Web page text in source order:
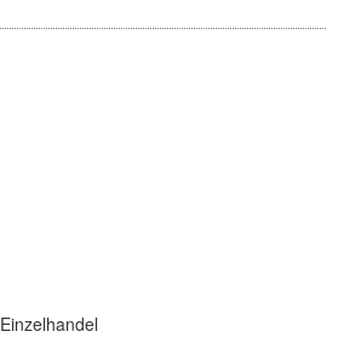
Einzelhandel